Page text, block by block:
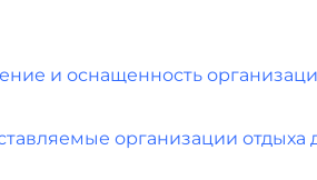
и оснащенность
организации отдыха